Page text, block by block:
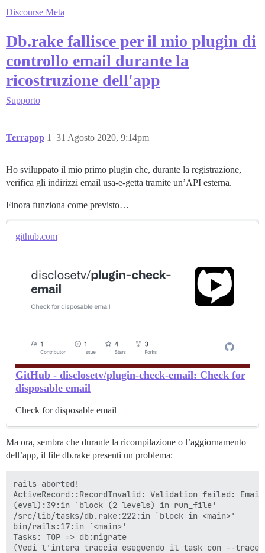
Discourse Meta
Db.rake fallisce per il mio plugin di
controllo email durante la
ricostruzione dell'app
Supporto
Terrapop 31 Agosto 2020, 9:14pm
1
Ho sviluppato il mio primo plugin che, durante la registrazione,
verifica gli indirizzi email usa-e-getta tramite un’API esterna.
Finora funziona come previsto…
github.com
GitHub - disclosetv/plugin-check-email: Check for
disposable email
Check for disposable email
Ma ora, sembra che durante la ricompilazione o l’aggiornamento
dell’app, il file db.rake presenti un problema:
rails aborted!
ActiveRecord::RecordInvalid: Validation failed:
(eval):39:in `block (2 levels) in run_file'
/src/lib/tasks/db.rake:222:in `block in <main>'
bin/rails:17:in `<main>'
Tasks: TOP => db:migrate